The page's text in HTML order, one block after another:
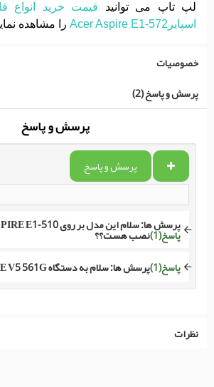
لپ تاپ می توانید قیمت خرید انواع
اسپایرAcer Aspire E1-572
را مشاهده
خصوصیات
پرسش و پاسخ (2)
پرسش و پاسخ
پرسش و پاسخ
پرسش ها:
نصب هست؟؟ پاسخ(1)
پرسش ها: پاسخ(1)
نظرات